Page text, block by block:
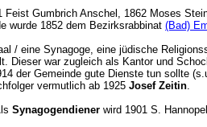
Feist Gumbrich Anschel, 1862 Moses
wurde 1852 dem Bezirksrabbinat (Bad)
/ eine Synagoge, eine jüdische
Dieser war zugleich als Kantor und
der Gemeinde gute Dienste tun sollte
vermutlich ab 1925 Josef Zeitin.
Synagogendiener wird 1901 S.